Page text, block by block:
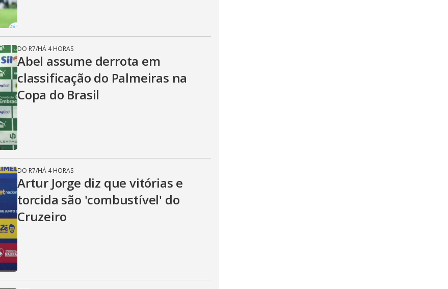
DO R7/HÁ 4 HORAS
Abel assume derrota em
classificação do Palmeiras na
Copa do Brasil
DO R7/HÁ 4 HORAS
Artur Jorge diz que vitórias e
torcida são 'combustível' do
Cruzeiro